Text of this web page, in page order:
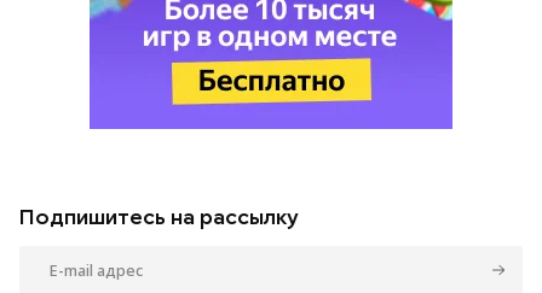
Подпишитесь на рассылку